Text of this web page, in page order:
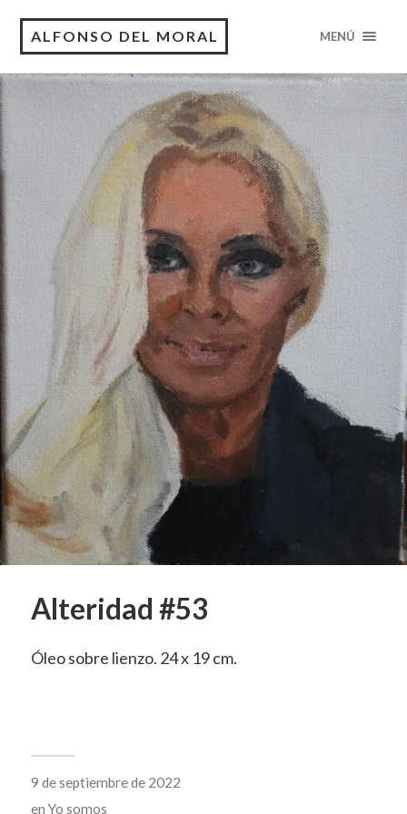
ALFONSO DEL MORAL MENÚ
Alteridad #53
Óleo sobre lienzo. 24 x 19 cm.
9 de septiembre de 2022
en Yo somos